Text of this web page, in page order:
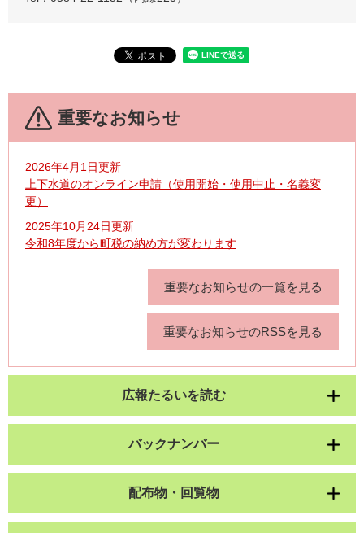
重要なお知らせ
2026年4月1日更新
上下水道のオンライン申請（使用開始・使用中止・名義変
更）
2025年10月24日更新
令和8年度から町税の納め方が変わります
重要なお知らせの一覧を見る
重要なお知らせのRSSを見る
広報たるいを読む
バックナンバー
配布物・回覧物